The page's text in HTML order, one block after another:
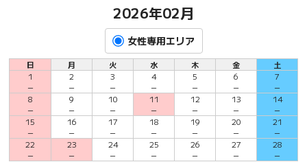
2026年02月
女性専用エリア
日 月 火 水 木 金
土
1
－
2
－
3
－
4
－
5
－
6
－
7
－
8
－
9
－
10
－
11
－
12
－
13
－
14
－
15
－
16
－
17
－
18
－
19
－
20
－
21
－
22
－
23
－
24
－
25
－
26
－
27
－
28
－